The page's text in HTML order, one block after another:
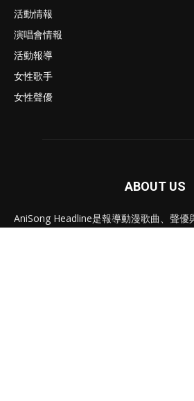
活動情報
演唱會情報
活動報導
女性歌手
女性聲優
ABOUT US
AniSong Headline是報導動漫歌曲、聲優